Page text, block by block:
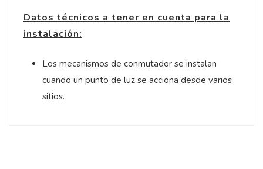
Datos técnicos a tener en cuenta para la
instalación:
Los mecanismos de conmutador se instalan
cuando un punto de luz se acciona desde varios
sitios.